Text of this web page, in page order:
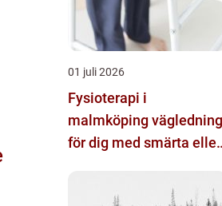
01 juli 2026
Fysioterapi i
malmköping vägledning
för dig med smärta eller